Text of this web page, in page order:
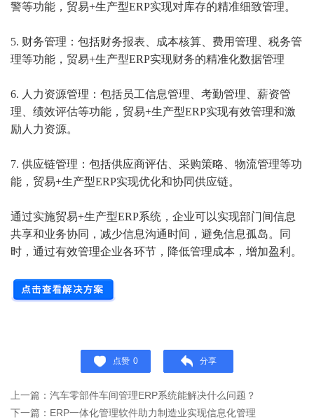
警等功能，贸易+生产型ERP实现对库存的精准细致管理。
5. 财务管理：包括财务报表、成本核算、费用管理、税务管
理等功能，贸易+生产型ERP实现财务的精准化数据管理
6. 人力资源管理：包括员工信息管理、考勤管理、薪资管
理、绩效评估等功能，贸易+生产型ERP实现有效管理和激
励人力资源。
7. 供应链管理：包括供应商评估、采购策略、物流管理等功
能，贸易+生产型ERP实现优化和协同供应链。
通过实施贸易+生产型ERP系统，企业可以实现部门间信息
共享和业务协同，减少信息沟通时间，避免信息孤岛。同
时，通过有效管理企业各环节，降低管理成本，增加盈利。
点赞 0 分享
上一篇：汽车零部件车间管理ERP系统能解决什么问题？
下一篇：ERP一体化管理软件助力制造业实现信息化管理